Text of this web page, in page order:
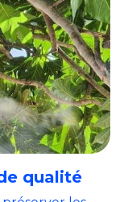
qualité